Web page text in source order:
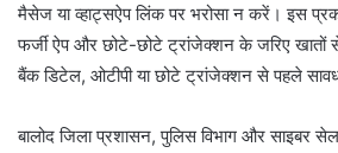
मैसेज या व्हाट्सऐप लिंक पर भरोसा न करें। इस
फर्जी ऐप और छोटे-छोटे ट्रांजेक्शन के जरिए खातों
बैंक डिटेल, ओटीपी या छोटे ट्रांजेक्शन से पहले
बालोद जिला प्रशासन, पुलिस विभाग और साइबर